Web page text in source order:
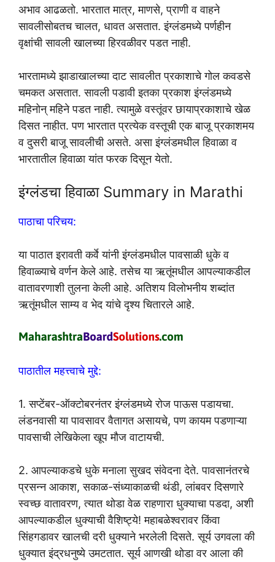
अभाव आढळतो. भारतात मात्र, माणसे, प्राणी व वाहने
सावलीसोबतच चालत, धावत असतात. इंग्लंडमध्ये पर्णहीन
वृक्षांची सावली खालच्या हिरवळीवर पडत नाही.
भारतामध्ये झाडाखालच्या दाट सावलीत प्रकाशाचे गोल कवडसे
चमकत असतात. सावली पडावी इतका प्रकाश इंग्लंडमध्ये
महिनोन् महिने पडत नाही. त्यामुळे वस्तूंवर छायाप्रकाशाचे खेळ
दिसत नाहीत. पण भारतात प्रत्येक वस्तूची एक बाजू प्रकाशमय
व दुसरी बाजू सावलीची असते. असा इंग्लंडमधील हिवाळा व
भारतातील हिवाळा यांत फरक दिसून येतो.
इंग्लंडचा हिवाळा Summary in Marathi
पाठाचा परिचय:
या पाठात इरावती कर्वे यांनी इंग्लंडमधील पावसाळी धुके व
हिवाळ्याचे वर्णन केले आहे. तसेच या ऋतूंमधील आपल्याकडील
वातावरणाशी तुलना केली आहे. अतिशय विलोभनीय शब्दांत
ऋतूंमधील साम्य व भेद यांचे दृश्य चितारले आहे.
पाठातील महत्त्वाचे मुद्दे:
1. सप्टेंबर-ऑक्टोबरनंतर इंग्लंडमध्ये रोज पाऊस पडायचा.
लंडनवासी या पावसावर वैतागत असायचे, पण कायम पडणाऱ्या
पावसाची लेखिकेला खूप मौज वाटायची.
2. आपल्याकडचे धुके मनाला सुखद संवेदना देते. पावसानंतरचे
प्रसन्न आकाश, सकाळ-संध्याकाळची थंडी, लांबवर दिसणारे
स्वच्छ वातावरण, त्यात थोडा वेळ राहणारा धुक्याचा पडदा, अशी
आपल्याकडील धुक्याची वैशिष्ट्ये! महाबळेश्वरावर किंवा
सिंहगडावर खालची दरी धुक्याने भरलेली दिसते. सूर्य उगवला की
धुक्यात इंद्रधनुष्ये उमटतात. सूर्य आणखी थोडा वर आला की